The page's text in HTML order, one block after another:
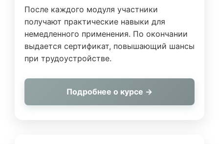
После каждого модуля участники
получают практические навыки для
немедленного применения. По окончании
выдается сертификат, повышающий шансы
при трудоустройстве.
Подробнее о курсе →